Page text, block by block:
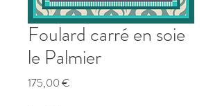
Foulard carré en soie
le Palmier
175,00 €